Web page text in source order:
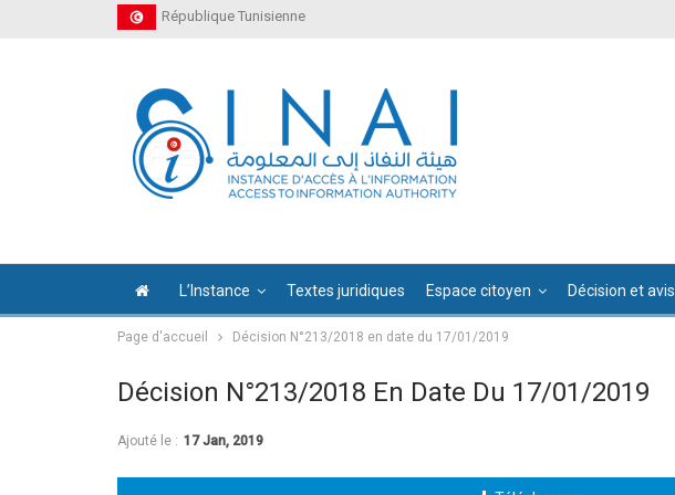
République Tunisienne
L’Instance Textes juridiques Espace citoyen Décision et avis
Page d'accueil Décision N°213/2018 en date du 17/01/2019
Décision N°213/2018 En Date Du 17/01/2019
Ajouté le : 17 Jan, 2019